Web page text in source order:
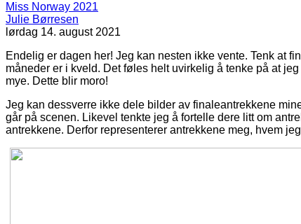
Miss Norway 2021
Julie Børresen
lørdag 14. august 2021
Endelig er dagen her! Jeg kan nesten ikke vente. Tenk at
måneder er i kveld. Det føles helt uvirkelig å tenke på at
mye. Dette blir moro!
Jeg kan dessverre ikke dele bilder av finaleantrekkene
går på scenen. Likevel tenkte jeg å fortelle dere litt om
antrekkene. Derfor representerer antrekkene meg, hvem